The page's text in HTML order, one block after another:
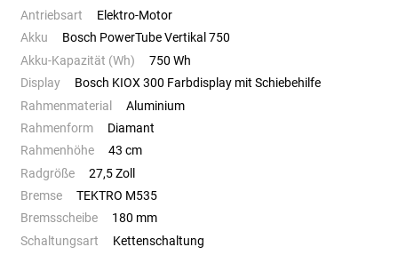
Antriebsart
Elektro-Motor
Akku
Bosch PowerTube Vertikal 750
Akku-Kapazität (Wh)
750 Wh
Display
Bosch KIOX 300 Farbdisplay mit Schiebehilfe
Rahmenmaterial
Aluminium
Rahmenform
Diamant
Rahmenhöhe
43 cm
Radgröße
27,5 Zoll
Bremse
TEKTRO M535
Bremsscheibe
180 mm
Schaltungsart
Kettenschaltung